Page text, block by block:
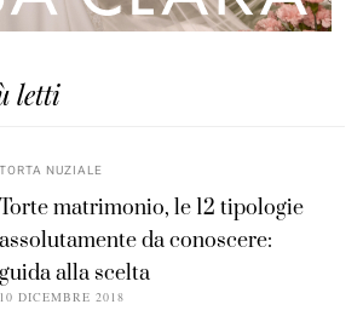
letti
TORTA NUZIALE
Torte matrimonio, le 12 tipologie
assolutamente da conoscere:
guida alla scelta
10 DICEMBRE 2018